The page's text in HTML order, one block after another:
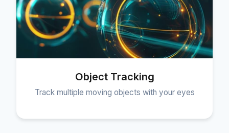
Object Tracking
Track multiple moving objects with your eyes